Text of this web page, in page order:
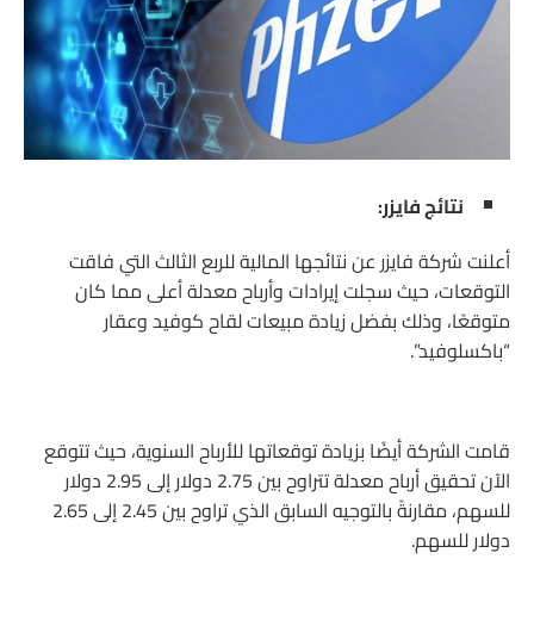
نتائج فايزر:
أعلنت شركة فايزر عن نتائجها المالية للربع الثالث التي فاقت
التوقعات، حيث سجلت إيرادات وأرباح معدلة أعلى مما كان
متوقعًا، وذلك بفضل زيادة مبيعات لقاح كوفيد وعقار
“باكسلوفيد”.
قامت الشركة أيضًا بزيادة توقعاتها للأرباح السنوية، حيث تتوقع
الآن تحقيق أرباح معدلة تتراوح بين 2.75 دولار إلى 2.95 دولار
للسهم، مقارنةً بالتوجيه السابق الذي تراوح بين 2.45 إلى 2.65
دولار للسهم.